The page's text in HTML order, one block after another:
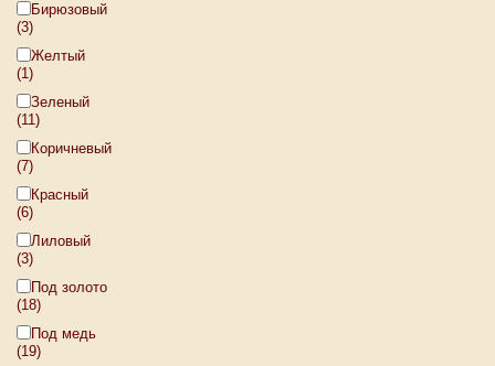
Бирюзовый
(3)
Желтый
(1)
Зеленый
(11)
Коричневый
(7)
Красный
(6)
Лиловый
(3)
Под золото
(18)
Под медь
(19)